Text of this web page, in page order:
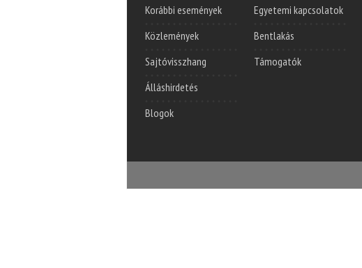
Korábbi események
Közlemények
Sajtóvisszhang
Álláshirdetés
Blogok
Egyetemi kapcsolatok
Bentlakás
Támogatók